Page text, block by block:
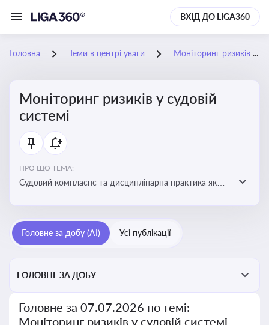
ВХІД ДО LIGA360
Головна Теми в центрі уваги Моніторинг ризиків у судовій системі
Моніторинг ризиків у судовій
системі
ПРО ЩО ТЕМА:
Судовий комплаєнс та дисциплінарна практика як
обґрунтовані рішення під час судових спорів та
комплаєнс-перевірок
Головне за добу (AI) Усі публікації
ГОЛОВНЕ ЗА ДОБУ
Головне за 07.07.2026 по темі:
Моніторинг ризиків у судовій системі